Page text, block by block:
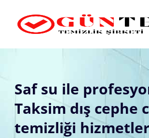
content
Saf su ile
Taksim dış cephe
temizliği